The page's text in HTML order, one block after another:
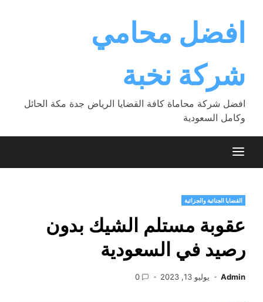
contentافضل محامي
شركة نخبة
افضل شركة محاماة كافة القضايا الرياض جدة مكة الحائل
وكامل السعودية
القضايا الجنائية والجزائية
عقوبة مستلم الشيك بدون
رصيد في السعودية
Admin يوليو 13, 2023 0